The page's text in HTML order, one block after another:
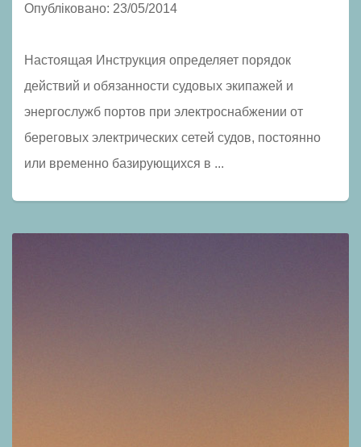
Опубліковано: 23/05/2014
Настоящая Инструкция определяет порядок
действий и обязанности судовых экипажей и
энергослужб портов при электроснабжении от
береговых электрических сетей судов, постоянно
или временно базирующихся в ...